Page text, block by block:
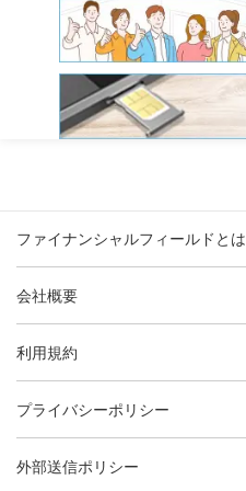
ファイナンシャルフィールドとは
会社概要
利用規約
プライバシーポリシー
外部送信ポリシー